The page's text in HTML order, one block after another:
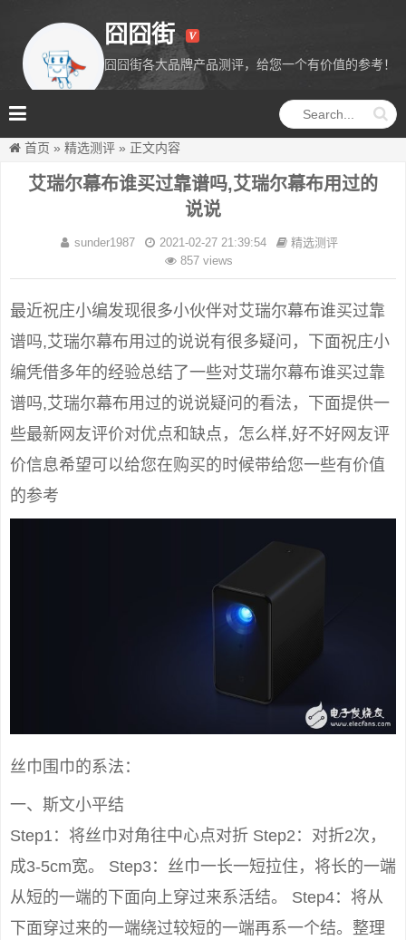
囧囧街
囧囧街各大品牌产品测评，给您一个有价值的参考！
首页 » 精选测评 » 正文内容
艾瑞尔幕布谁买过靠谱吗,艾瑞尔幕布用过的
说说
sunder1987 2021-02-27 21:39:54
精选测评
857 views
最近祝庄小编发现很多小伙伴对艾瑞尔幕布谁买过靠
谱吗,艾瑞尔幕布用过的说说有很多疑问，下面祝庄小
编凭借多年的经验总结了一些对艾瑞尔幕布谁买过靠
谱吗,艾瑞尔幕布用过的说说疑问的看法，下面提供一
些最新网友评价对优点和缺点，怎么样,好不好网友评
价信息希望可以给您在购买的时候带给您一些有价值
的参考
丝巾围巾的系法：
一、斯文小平结
Step1：将丝巾对角往中心点对折 Step2：对折2次，
成3-5cm宽。 Step3：丝巾一长一短拉住，将长的一端
从短的一端的下面向上穿过来系活结。 Step4：将从
下面穿过来的一端绕过较短的一端再系一个结。整理